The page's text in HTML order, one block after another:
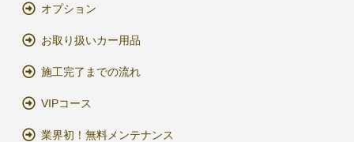
オプション
お取り扱いカー用品
施工完了までの流れ
VIPコース
業界初！無料メンテナンス